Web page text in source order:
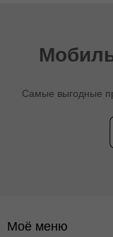
Самые выгодные
Моё меню